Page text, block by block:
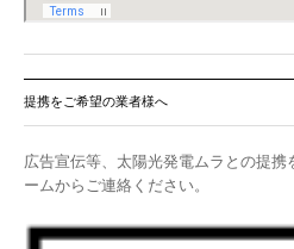
提携をご希望の業者様へ
広告宣伝等、太陽光発電ムラとの提携
ームからご連絡ください。